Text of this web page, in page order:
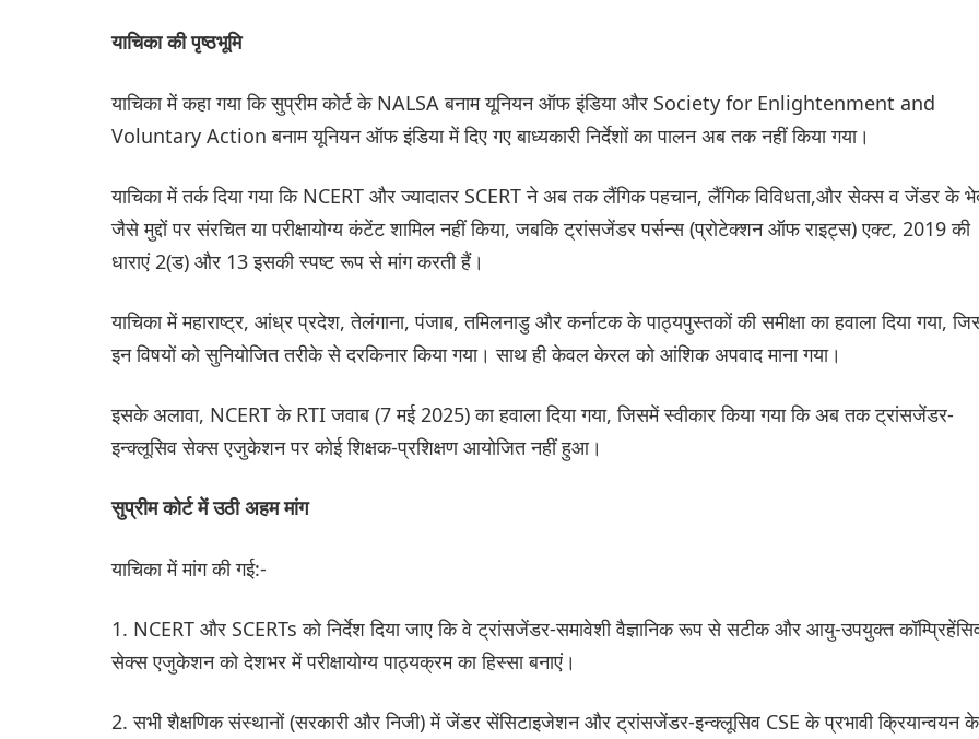
याचिका की पृष्ठभूमि
याचिका में कहा गया कि सुप्रीम कोर्ट के NALSA बनाम यूनियन ऑफ इंडिया और Society for Enlightenment and
Voluntary Action बनाम यूनियन ऑफ इंडिया में दिए गए बाध्यकारी निर्देशों का पालन अब तक नहीं किया गया।
याचिका में तर्क दिया गया कि NCERT और ज्यादातर SCERT ने अब तक लैंगिक पहचान, लैंगिक विविधता,और सेक्स व जेंडर के
जैसे मुद्दों पर संरचित या परीक्षायोग्य कंटेंट शामिल नहीं किया, जबकि ट्रांसजेंडर पर्सन्स (प्रोटेक्शन ऑफ राइट्स) एक्ट, 2019 की
धाराएं 2(ड) और 13 इसकी स्पष्ट रूप से मांग करती हैं।
याचिका में महाराष्ट्र, आंध्र प्रदेश, तेलंगाना, पंजाब, तमिलनाडु और कर्नाटक के पाठ्यपुस्तकों की समीक्षा का हवाला दिया गया,
इन विषयों को सुनियोजित तरीके से दरकिनार किया गया। साथ ही केवल केरल को आंशिक अपवाद माना गया।
इसके अलावा, NCERT के RTI जवाब (7 मई 2025) का हवाला दिया गया, जिसमें स्वीकार किया गया कि अब तक ट्रांसजेंडर-
इन्क्लूसिव सेक्स एजुकेशन पर कोई शिक्षक-प्रशिक्षण आयोजित नहीं हुआ।
सुप्रीम कोर्ट में उठी अहम मांग
याचिका में मांग की गई:-
1. NCERT और SCERTs को निर्देश दिया जाए कि वे ट्रांसजेंडर-समावेशी वैज्ञानिक रूप से सटीक और आयु-उपयुक्त
सेक्स एजुकेशन को देशभर में परीक्षायोग्य पाठ्यक्रम का हिस्सा बनाएं।
2. सभी शैक्षणिक संस्थानों (सरकारी और निजी) में जेंडर सेंसिटाइजेशन और ट्रांसजेंडर-इन्क्लूसिव CSE के प्रभावी क्रियान्वयन के